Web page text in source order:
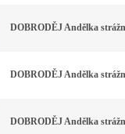
DOBRODĚJ Andělka
DOBRODĚJ Andělka
DOBRODĚJ Andělka